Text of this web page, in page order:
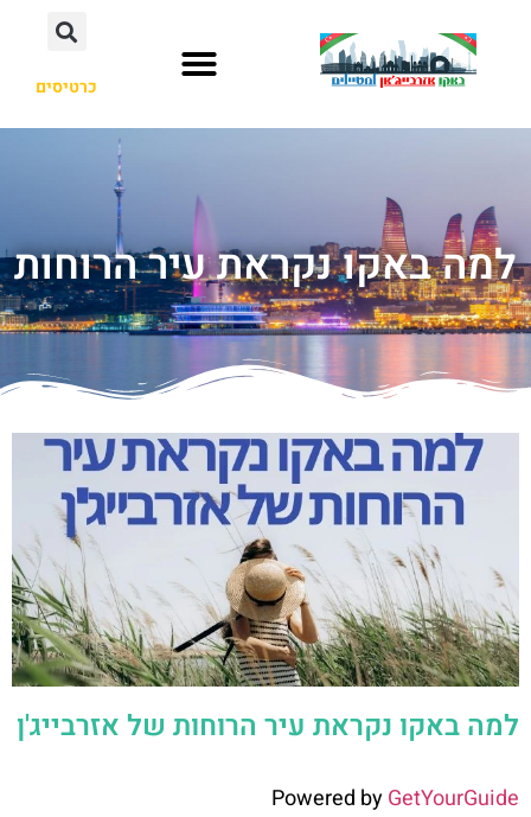
כרטיסים
למה באקו נקראת עיר הרוחות
למה באקו נקראת עיר הרוחות של אזרבייג'ן
Powered byGetYourGuide